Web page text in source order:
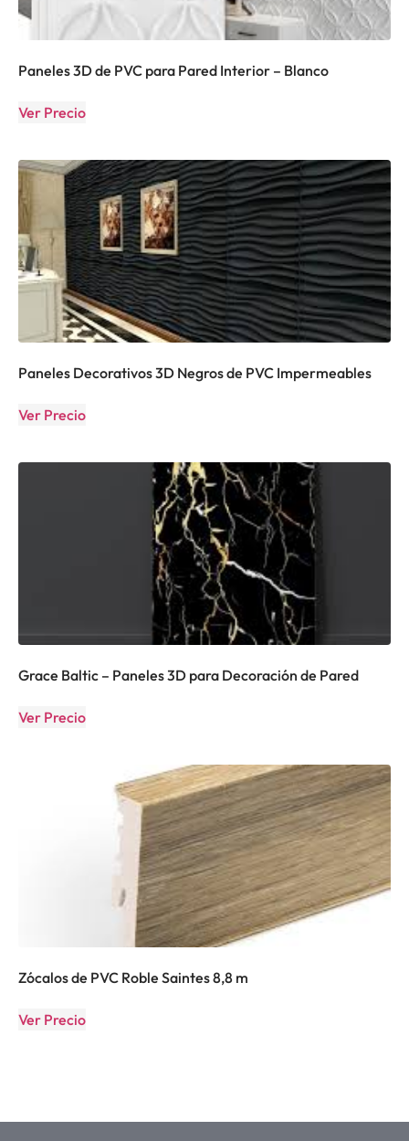
Paneles 3D de PVC para Pared Interior – Blanco
Ver Precio
Paneles Decorativos 3D Negros de PVC Impermeables
Ver Precio
Grace Baltic – Paneles 3D para Decoración de Pared
Ver Precio
Zócalos de PVC Roble Saintes 8,8 m
Ver Precio